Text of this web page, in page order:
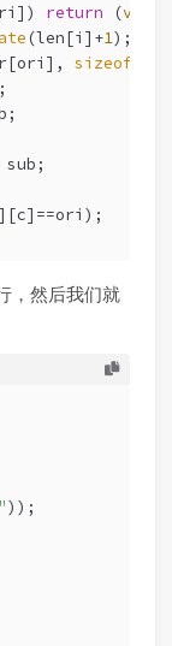
return (void
(len[i]+1);
sizeof
sub;
，然后我们就
)) ;